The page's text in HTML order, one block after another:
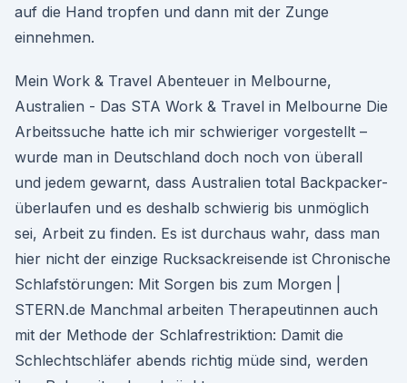
auf die Hand tropfen und dann mit der Zunge
einnehmen.
Mein Work & Travel Abenteuer in Melbourne,
Australien - Das STA Work & Travel in Melbourne Die
Arbeitssuche hatte ich mir schwieriger vorgestellt –
wurde man in Deutschland doch noch von überall
und jedem gewarnt, dass Australien total Backpacker-
überlaufen und es deshalb schwierig bis unmöglich
sei, Arbeit zu finden. Es ist durchaus wahr, dass man
hier nicht der einzige Rucksackreisende ist Chronische
Schlafstörungen: Mit Sorgen bis zum Morgen |
STERN.de Manchmal arbeiten Therapeutinnen auch
mit der Methode der Schlafrestriktion: Damit die
Schlechtschläfer abends richtig müde sind, werden